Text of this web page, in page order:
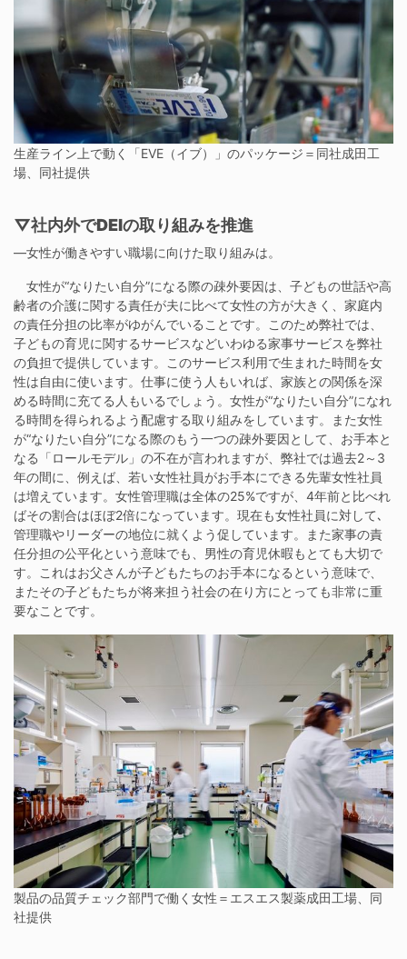
生産ライン上で動く「EVE（イブ）」のパッケージ＝同社成田工
場、同社提供
▽社内外でDEIの取り組みを推進
―女性が働きやすい職場に向けた取り組みは。
女性が“なりたい自分”になる際の疎外要因は、子どもの世話や高
齢者の介護に関する責任が夫に比べて女性の方が大きく、家庭内
の責任分担の比率がゆがんでいることです。このため弊社では、
子どもの育児に関するサービスなどいわゆる家事サービスを弊社
の負担で提供しています。このサービス利用で生まれた時間を女
性は自由に使います。仕事に使う人もいれば、家族との関係を深
める時間に充てる人もいるでしょう。女性が“なりたい自分”になれ
る時間を得られるよう配慮する取り組みをしています。また女性
が“なりたい自分”になる際のもう一つの疎外要因として、お手本と
なる「ロールモデル」の不在が言われますが、弊社では過去2～3
年の間に、例えば、若い女性社員がお手本にできる先輩女性社員
は増えています。女性管理職は全体の25%ですが、4年前と比べれ
ばその割合はほぼ2倍になっています。現在も女性社員に対して､
管理職やリーダーの地位に就くよう促しています。また家事の責
任分担の公平化という意味でも、男性の育児休暇もとても大切で
す。これはお父さんが子どもたちのお手本になるという意味で、
またその子どもたちが将来担う社会の在り方にとっても非常に重
要なことです。
製品の品質チェック部門で働く女性＝エスエス製薬成田工場、同
社提供